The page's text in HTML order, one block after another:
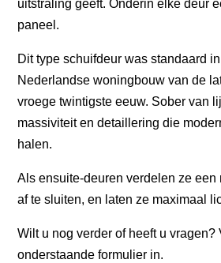
uitstraling geeft. Onderin elke deur
paneel.
Dit type schuifdeur was standaard
Nederlandse woningbouw van de
vroege twintigste eeuw. Sober van
massiviteit en detaillering die
halen.
Als ensuite-deuren verdelen ze een
af te sluiten, en laten ze maximaal
Wilt u nog verder of heeft u vragen?
onderstaande formulier in.